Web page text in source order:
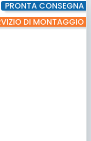
PRONTA CONSEGNA
DI MONTAGGIO